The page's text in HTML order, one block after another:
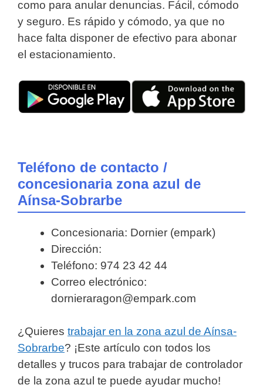
como para anular denuncias. Fácil, cómodo
y seguro. Es rápido y cómodo, ya que no
hace falta disponer de efectivo para abonar
el estacionamiento.
Teléfono de contacto /
concesionaria zona azul de
Aínsa-Sobrarbe
Concesionaria: Dornier (empark)
Dirección:
Teléfono: 974 23 42 44
Correo electrónico:
dornieraragon@empark.com
¿Quieres trabajar en la zona azul de Aínsa-
Sobrarbe? ¡Este artículo con todos los
detalles y trucos para trabajar de controlador
de la zona azul te puede ayudar mucho!